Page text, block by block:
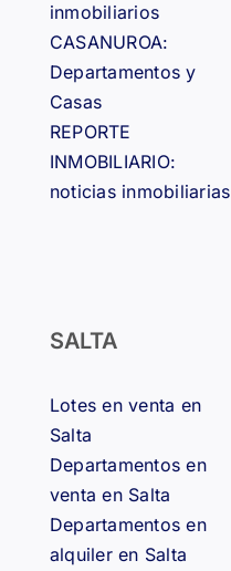
inmobiliarios
CASANUROA:
Departamentos y
Casas
REPORTE
INMOBILIARIO:
noticias inmobiliarias
SALTA
Lotes en venta en
Salta
Departamentos en
venta en Salta
Departamentos en
alquiler en Salta